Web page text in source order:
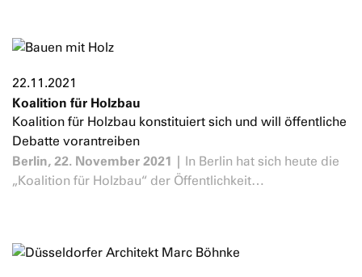
22.11.2021
Koalition für Holzbau
Koalition für Holzbau konstituiert sich und will öffentliche
Debatte vorantreiben
Berlin, 22. November 2021 | In Berlin hat sich heute die
„Koalition für Holzbau“ der Öffentlichkeit…